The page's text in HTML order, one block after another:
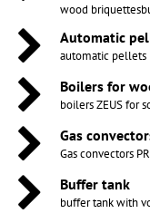
wood
Automatic
automatic pellets
Boilers for
boilers ZEUS for
Gas
Gas convectors
Buffer tank
buffer tank with